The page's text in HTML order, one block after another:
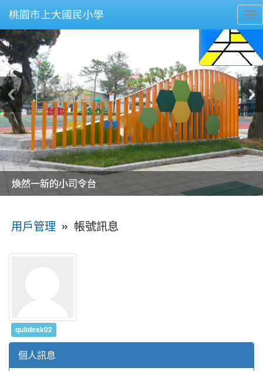
桃園市上大國民小學
美麗的操場是我們活力的來源
美麗的操場是我們活力的來源
煥然一新的小司令台
煥然一新的小司令台
富含桃園埤塘田園風光意象的中廊
富含桃園埤塘田園風光意象的中廊
嶄新的中庭廣場
嶄新的中庭廣場
水生池生生不息
水生池生生不息
用戶管理 » 帳號訊息
quitdesk02
個人訊息